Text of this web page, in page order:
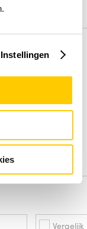
Instellingen
van een
Vergelijk